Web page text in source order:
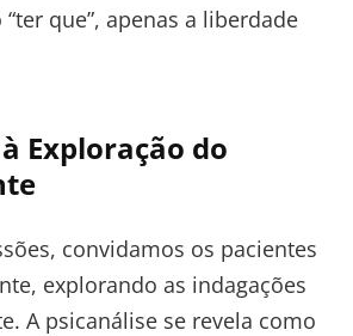
que”, apenas a liberdade
Exploração do
convidamos os pacientes
explorando as indagações
A psicanálise se revela como